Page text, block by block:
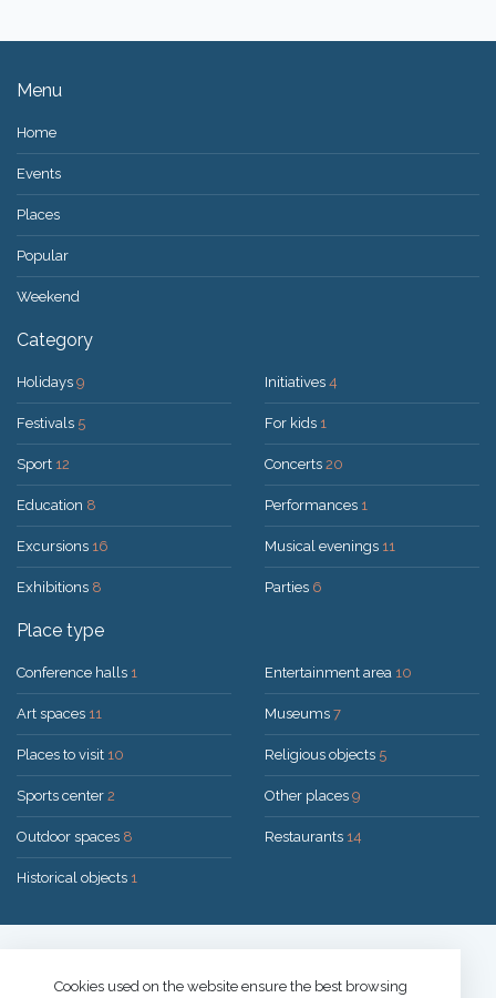
Menu
Home
Events
Places
Popular
Weekend
Category
Holidays 9
Festivals 5
Sport 12
Education 8
Excursions 16
Exhibitions 8
Initiatives 4
For kids 1
Concerts 20
Performances 1
Musical evenings 11
Parties 6
Place type
Conference halls 1
Art spaces 11
Places to visit 10
Sports center 2
Outdoor spaces 8
Historical objects 1
Entertainment area 10
Museums 7
Religious objects 5
Other places 9
Restaurants 14
Cookies used on the website ensure the best browsing